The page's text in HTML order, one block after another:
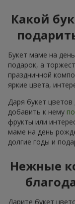
Какой
Букет маме на
подарок, а
праздничной
яркие цвета,
Даря букет
добавить к нему
фрукты или
маме на день
долгие годы и
Нежные
Дарите букет